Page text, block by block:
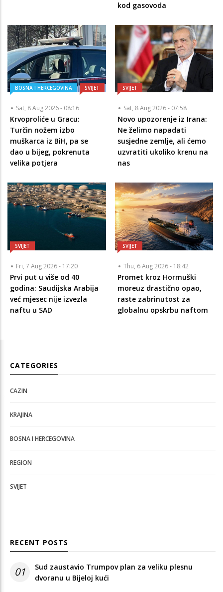
kod gasovoda
BOSNA I HERCEGOVINA SVIJET
Sat, 8 Aug 2026 - 08:16
Krvoproliće u Gracu:
Turčin nožem izbo
muškarca iz BiH, pa se
dao u bijeg, pokrenuta
velika potjera
SVIJET
Sat, 8 Aug 2026 - 07:58
Novo upozorenje iz Irana:
Ne želimo napadati
susjedne zemlje, ali ćemo
uzvratiti ukoliko krenu na
nas
SVIJET
Fri, 7 Aug 2026 - 17:20
Prvi put u više od 40
godina: Saudijska Arabija
već mjesec nije izvezla
naftu u SAD
SVIJET
Thu, 6 Aug 2026 - 18:42
Promet kroz Hormuški
moreuz drastično opao,
raste zabrinutost za
globalnu opskrbu naftom
CATEGORIES
CAZIN
KRAJINA
BOSNA I HERCEGOVINA
REGION
SVIJET
RECENT POSTS
01
Sud zaustavio Trumpov plan za veliku plesnu
dvoranu u Bijeloj kući